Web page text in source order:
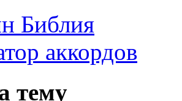
Библия
аккордов
тему